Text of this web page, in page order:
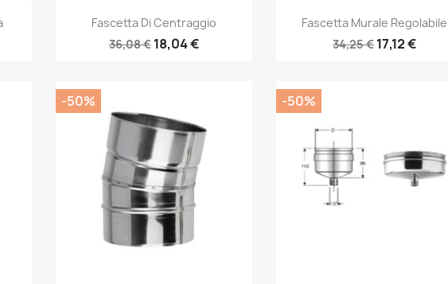
Anteprima
Fascetta Di Centraggio
36,08 € 18,04 €
Anteprima
Fascetta Murale Regolabile
34,25 €17,12 €
-50% -50%